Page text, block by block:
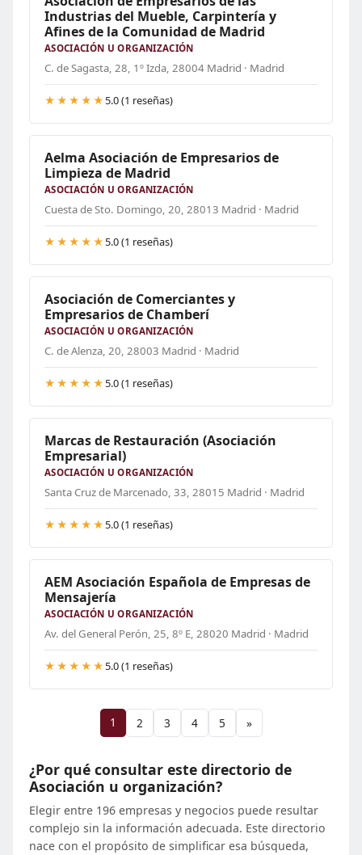
Industrias del Mueble, Carpintería y
Afines de la Comunidad de Madrid
ASOCIACIÓN U ORGANIZACIÓN
C. de Sagasta, 28, 1º Izda, 28004 Madrid · Madrid
★★★★★ 5.0 (1 reseñas)
Aelma Asociación de Empresarios de
Limpieza de Madrid
ASOCIACIÓN U ORGANIZACIÓN
Cuesta de Sto. Domingo, 20, 28013 Madrid · Madrid
★★★★★ 5.0 (1 reseñas)
Asociación de Comerciantes y
Empresarios de Chamberí
ASOCIACIÓN U ORGANIZACIÓN
C. de Alenza, 20, 28003 Madrid · Madrid
★★★★★ 5.0 (1 reseñas)
Marcas de Restauración (Asociación
Empresarial)
ASOCIACIÓN U ORGANIZACIÓN
Santa Cruz de Marcenado, 33, 28015 Madrid · Madrid
★★★★★ 5.0 (1 reseñas)
AEM Asociación Española de Empresas de
Mensajería
ASOCIACIÓN U ORGANIZACIÓN
Av. del General Perón, 25, 8º E, 28020 Madrid · Madrid
★★★★★ 5.0 (1 reseñas)
1 2 3 4 5 »
¿Por qué consultar este directorio de
Asociación u organización?
Elegir entre 196 empresas y negocios puede resultar
complejo sin la información adecuada. Este directorio
nace con el propósito de simplificar esa búsqueda,